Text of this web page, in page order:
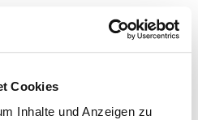
Cookies
Inhalte und Anzeigen zu